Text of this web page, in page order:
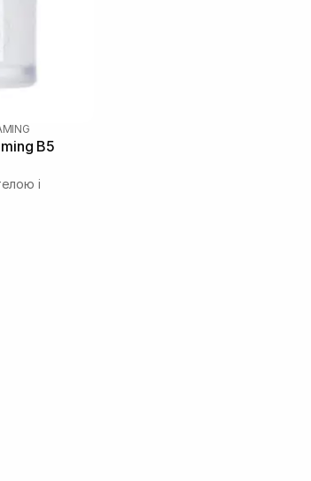
B5
і